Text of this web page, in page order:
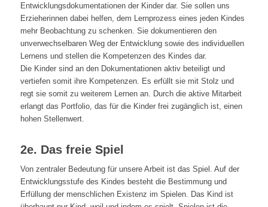
Entwicklungsdokumentationen der Kinder dar. Sie sollen uns
Erzieherinnen dabei helfen, dem Lernprozess eines jeden Kindes
mehr Beobachtung zu schenken. Sie dokumentieren den
unverwechselbaren Weg der Entwicklung sowie des individuellen
Lernens und stellen die Kompetenzen des Kindes dar.
Die Kinder sind an den Dokumentationen aktiv beteiligt und
vertiefen somit ihre Kompetenzen. Es erfüllt sie mit Stolz und
regt sie somit zu weiterem Lernen an. Durch die aktive Mitarbeit
erlangt das Portfolio, das für die Kinder frei zugänglich ist, einen
hohen Stellenwert.
2e. Das freie Spiel
Von zentraler Bedeutung für unsere Arbeit ist das Spiel. Auf der
Entwicklungsstufe des Kindes besteht die Bestimmung und
Erfüllung der menschlichen Existenz im Spielen. Das Kind ist